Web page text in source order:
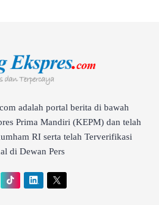
adalah portal berita di bawah
Prima Mandiri (KEPM) dan telah
RI serta telah Terverifikasi
di Dewan Pers